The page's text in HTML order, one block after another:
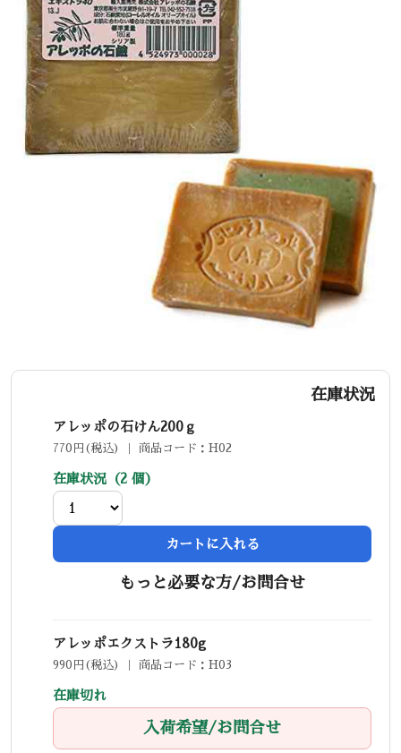
在庫状況
アレッポの石けん200ｇ
770円(税込) ｜ 商品コード：H02
在庫状況（2 個）
カートに入れる
もっと必要な方/お問合せ
アレッポエクストラ180g
990円(税込) ｜ 商品コード：H03
在庫切れ
入荷希望/お問合せ